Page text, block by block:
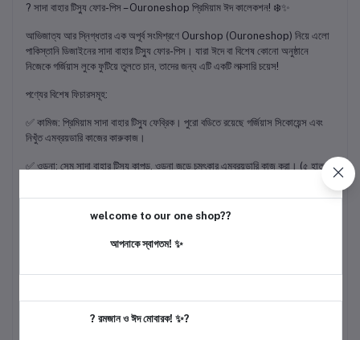
​? সাদা বাহার টিস্যু ফোর-পিস – Ouroneshop প্রিমিয়াম ঈদ কালেকশন! ❄️✨
​আভিজাত্য আর স্নিগ্ধতার এক অপূর্ব সংমিশ্রণে Ourshop (Ouroneshop) নিয়ে এলো
পাকিস্তানি ডিজাইনের সাদা বাহার টিস্যু ফোর-পিস। যারা ঈদে বা বিশেষ কোনো অনুষ্ঠানে
নিজেকে গর্জিয়াস লুকে ফুটিয়ে তুলতে চান, তাদের জন্য এটি একটি লাক্সারি চয়েস!
​পণ্যের বিশেষ ফিচারসমূহ:
​✅ কামিজ: প্রিমিয়াম সাদা বাহার টিস্যু ফেব্রিক। পুরো বডিতে রয়েছে গর্জিয়াস সিকোয়েন্স এবং
নিখুঁত এমব্রয়ডারি কাজের কারুকাজ।
​✅ ওড়না: সেম সাদা বাহার টিস্যু কাপড়, ওড়না জুড়ে চমৎকার এমব্রয়ডারি কাজ করা। (৫ হাত
​✅ সালোয়ার: আরামদায়ক টপেটো সিল্ক (Topeto Silk) ফেব্রিক, যার নিচে স্টাইলিশ লেস
​✅ ইনার: ড্রেসটির সাথে ম্যাচিং ইনার (আস্তর) কাপড় অন্তর্ভুক্ত (ফোর-পিস)।
welcome to our one shop??
আপনাকে স্বাগতম! ✨
? রমজান ও ঈদ মোবারক! ✨?